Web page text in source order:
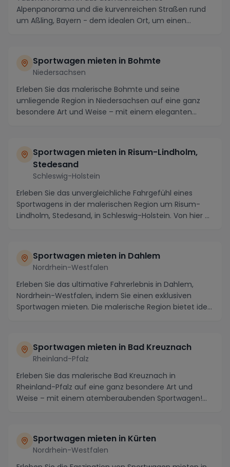
Alpenpanorama und die kurvenreichen Straßen rund
um Aßling, Bayern - dem idealen Ort, um einen
Sportwagen mieten in Bohmte
Niedersachsen
Erleben Sie das malerische Bohmte und seine
umliegende Region in Niedersachsen auf eine ganz
besondere Art und Weise – mit einem eleganten
Sportwagen mieten in Risum-Lindholm,
Stedesand
Schleswig-Holstein
Erleben Sie das unvergleichliche Fahrgefühl eines
Sportwagens in der malerischen Region um Risum-
Lindholm, Stedesand, in Schleswig-Holstein. Von hier ...
Sportwagen mieten in Dahlem
Nordrhein-Westfalen
Erleben Sie das ultimative Fahrerlebnis in Dahlem,
Nordrhein-Westfalen, indem Sie einen exklusiven
Sportwagen mieten. Die malerische Region bietet ide...
Sportwagen mieten in Bad Kreuznach
Rheinland-Pfalz
Erleben Sie das malerische Bad Kreuznach in
Rheinland-Pfalz auf eine ganz besondere Art und
Weise – mit einem atemberaubenden Sportwagen!
Sportwagen mieten in Kürten
Nordrhein-Westfalen